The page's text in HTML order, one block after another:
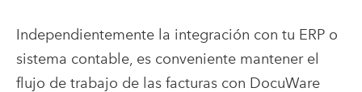
Independientemente la integración con tu ERP o
sistema contable, es conveniente mantener el
flujo de trabajo de las facturas con DocuWare